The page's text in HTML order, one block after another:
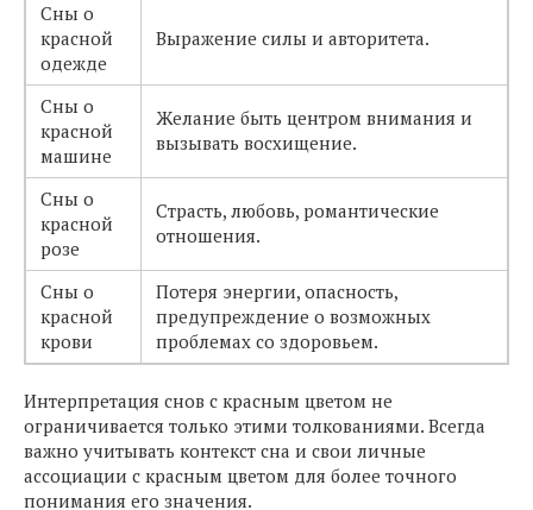
Сны о
красной
одежде
Выражение силы и авторитета.
Сны о
красной
машине
Желание быть центром внимания и
вызывать восхищение.
Сны о
красной
розе
Страсть, любовь, романтические
отношения.
Сны о
красной
крови
Потеря энергии, опасность,
предупреждение о возможных
проблемах со здоровьем.
Интерпретация снов с красным цветом не
ограничивается только этими толкованиями. Всегда
важно учитывать контекст сна и свои личные
ассоциации с красным цветом для более точного
понимания его значения.